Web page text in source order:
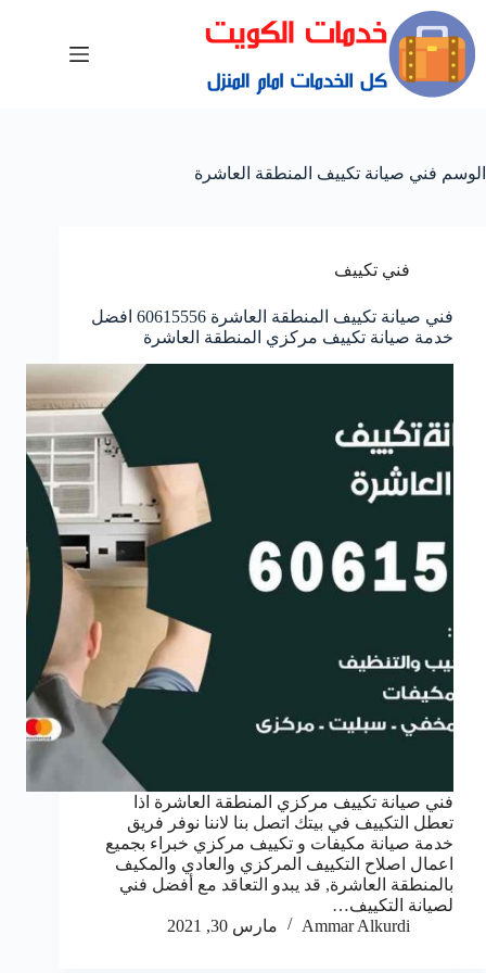
الوسم فني صيانة تكييف المنطقة العاشرة
فني تكييف
فني صيانة تكييف المنطقة العاشرة 60615556 افضل
خدمة صيانة تكييف مركزي المنطقة العاشرة
فني صيانة تكييف مركزي المنطقة العاشرة اذا
تعطل التكييف في بيتك اتصل بنا لاننا نوفر فريق
خدمة صيانة مكيفات و تكييف مركزي خبراء بجميع
اعمال اصلاح التكييف المركزي والعادي والمكيف
بالمنطقة العاشرة, قد يبدو التعاقد مع أفضل فني
لصيانة التكييف…
Ammar Alkurdi
مارس 30, 2021